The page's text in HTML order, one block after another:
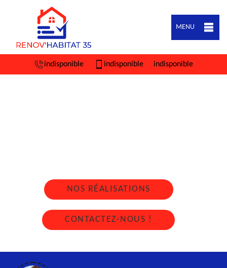
MENU
indisponible indisponible indisponible
NOS RÉALISATIONS
CONTACTEZ-NOUS !